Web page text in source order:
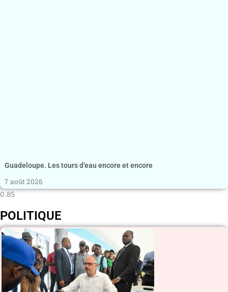
Guadeloupe. Les tours d’eau encore et encore
7 août 2026
POLITIQUE